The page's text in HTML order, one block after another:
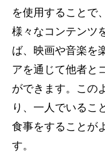
を使用することで
様々なコンテンツ
ば、映画や音楽を
アを通じて他者と
ができます。この
り、一人でいるこ
食事をすることが
す。